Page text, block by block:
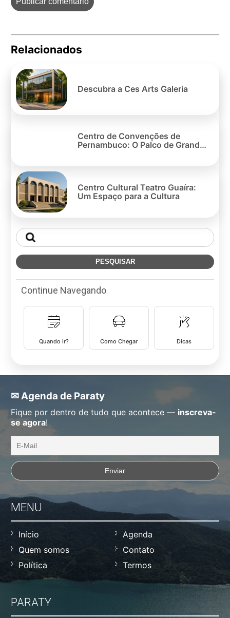
Relacionados
Descubra a Ces Arts Galeria
Centro de Convenções de
Pernambuco: O Palco de Grandes
Centro Cultural Teatro Guaíra:
Um Espaço para a Cultura
Continue Navegando
Quando ir? Como Chegar Dicas
✉ Agenda de Paraty
Fique por dentro de tudo que acontece — inscreva-
se agora!
MENU
Início
Agenda
Quem somos
Contato
Política
Termos
PARATY